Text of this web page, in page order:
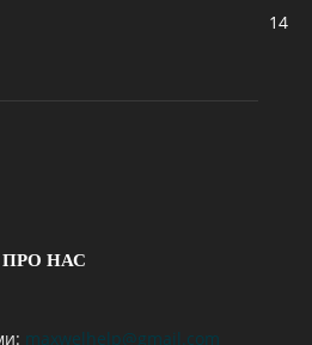
14
ПРО НАС
maxwelhelp@gmail.com